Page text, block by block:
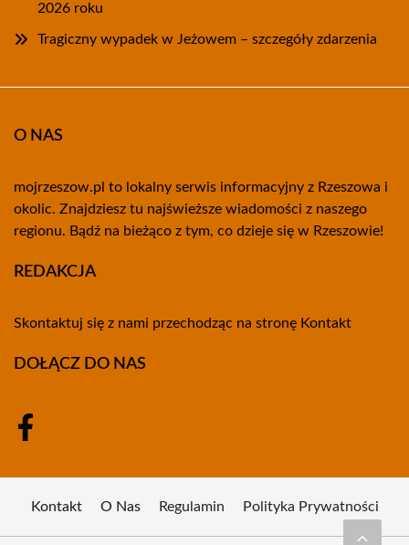
2026 roku
Tragiczny wypadek w Jeżowem – szczegóły zdarzenia
O NAS
mojrzeszow.pl to lokalny serwis informacyjny z Rzeszowa i
okolic. Znajdziesz tu najświeższe wiadomości z naszego
regionu. Bądź na bieżąco z tym, co dzieje się w Rzeszowie!
REDAKCJA
Skontaktuj się z nami przechodząc na stronę Kontakt
DOŁĄCZ DO NAS
Kontakt O Nas Regulamin Polityka Prywatności